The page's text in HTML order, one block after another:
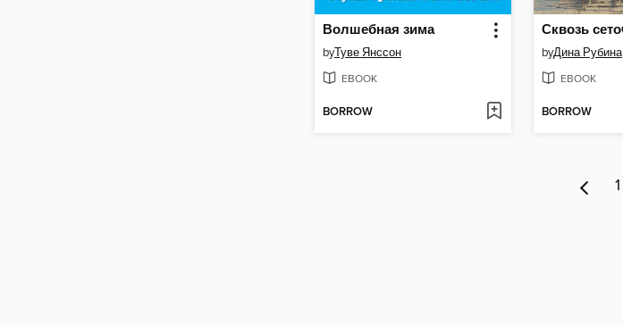
Волшебная зима
byТуве Янссон
EBOOK
BORROW
byДина Рубина
EBOOK
BORROW
1